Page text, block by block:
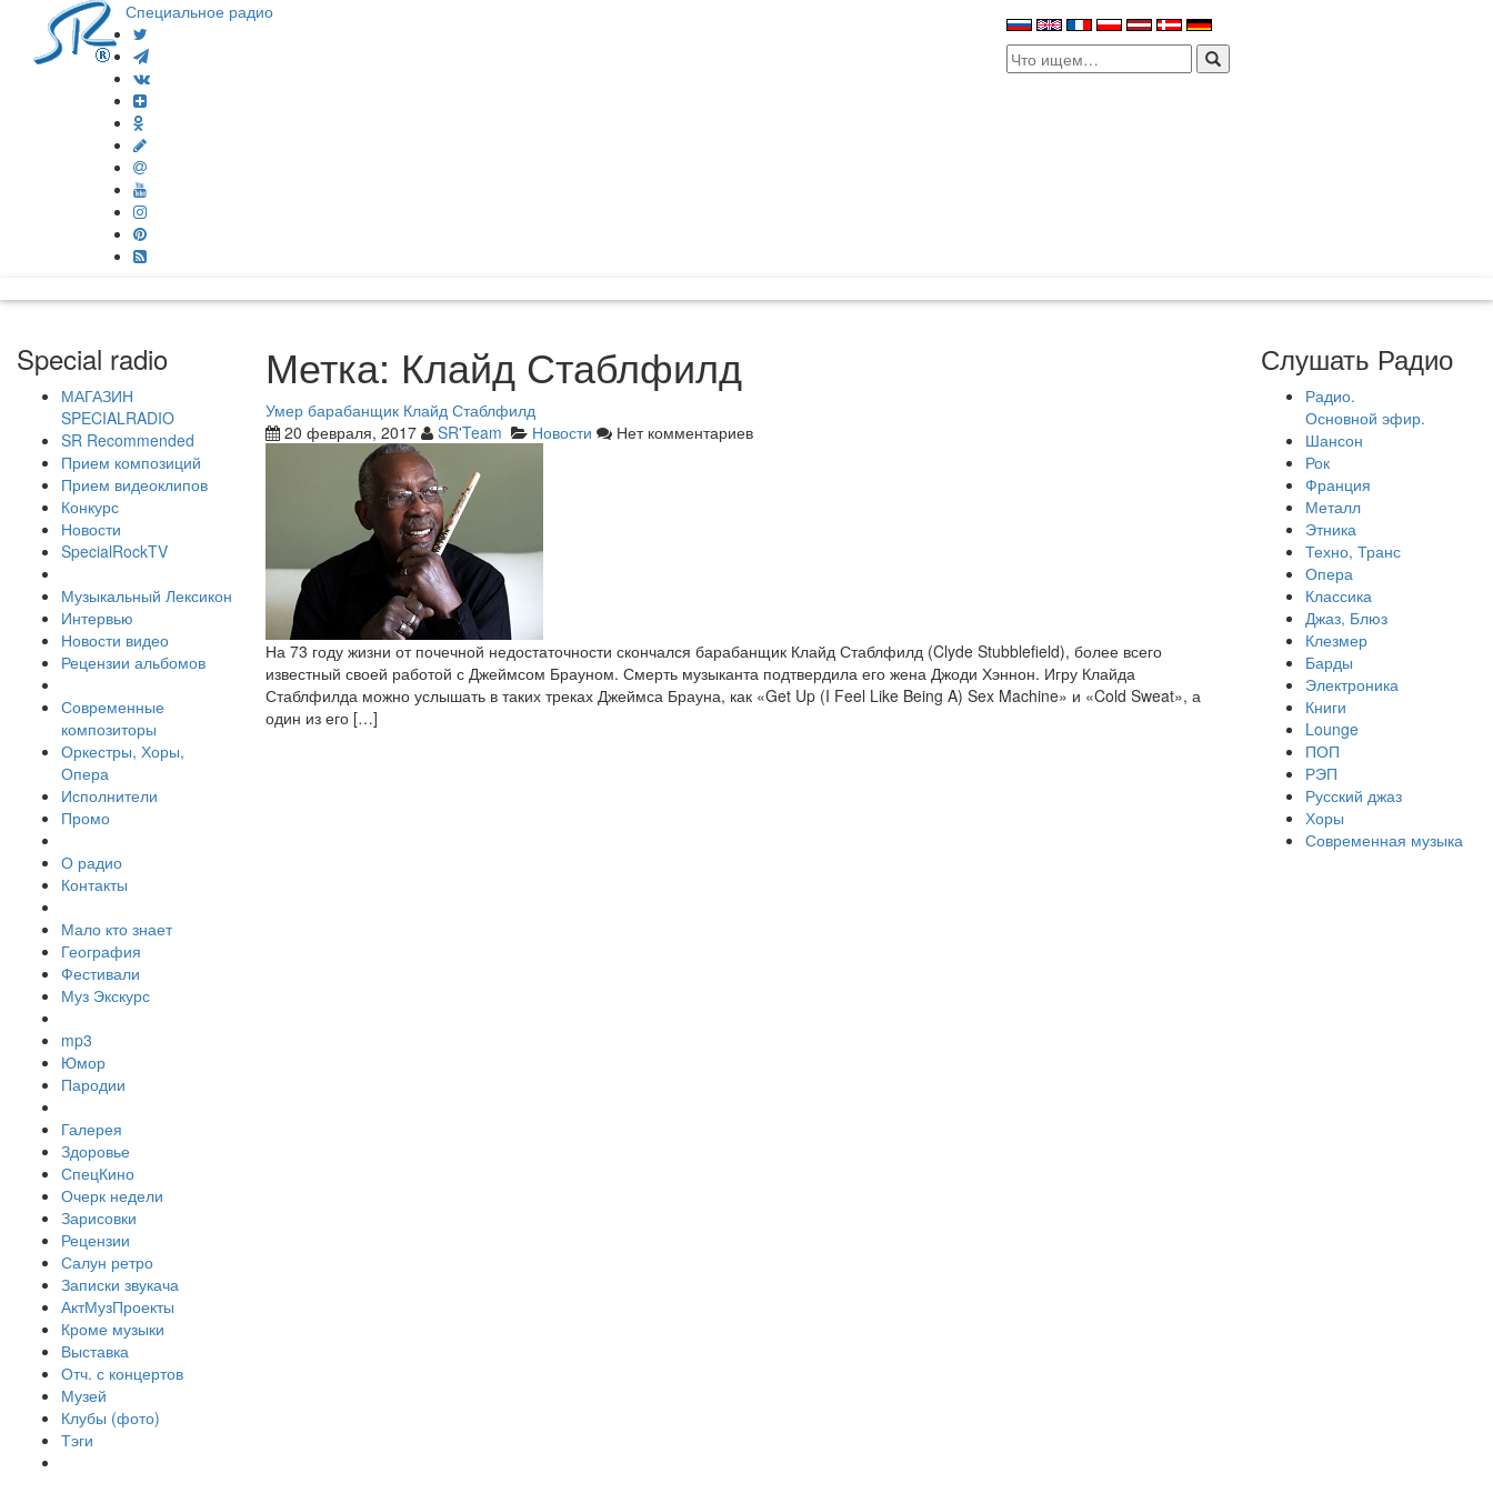
Специальное радио
Search
for:
Special radio
МАГАЗИН
SPECIALRADIO
SR Recommended
Прием композиций
Прием видеоклипов
Конкурс
Новости
SpecialRockTV
Музыкальный Лексикон
Интервью
Новости видео
Рецензии альбомов
Современные
композиторы
Оркестры, Хоры,
Опера
Исполнители
Промо
О радио
Контакты
Мало кто знает
География
Фестивали
Муз Экскурс
mp3
Юмор
Пародии
Галерея
Здоровье
СпецКино
Очерк недели
Зарисовки
Рецензии
Салун ретро
Записки звукача
АктМузПроекты
Кроме музыки
Выставка
Отч. с концертов
Музей
Клубы (фото)
Тэги
Метка: Клайд Стаблфилд
Умер барабанщик Клайд Стаблфилд
20 февраля, 2017
SR'Team Новости Нет комментариев
На 73 году жизни от почечной недостаточности скончался барабанщик Клайд Стаблфилд (Clyde Stubblefield), более всего
известный своей работой с Джеймсом Брауном. Смерть музыканта подтвердила его жена Джоди Хэннон. Игру Клайда
Стаблфилда можно услышать в таких треках Джеймса Брауна, как «Get Up (I Feel Like Being A) Sex Machine» и «Cold Sweat», а
один из его […]
Слушать Радио
Радио.
Основной эфир.
Шансон
Рок
Франция
Металл
Этника
Техно, Транс
Опера
Классика
Джаз, Блюз
Клезмер
Барды
Электроника
Книги
Lounge
ПОП
РЭП
Русский джаз
Хоры
Современная музыка